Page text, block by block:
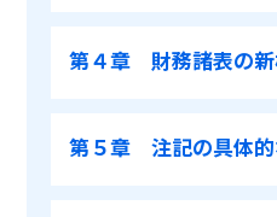
第４章 財務諸表の新
第５章 注記の具体